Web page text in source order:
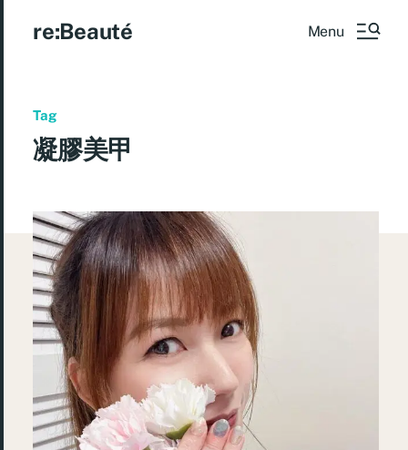
re:Beauté Menu
Tag
凝膠美甲